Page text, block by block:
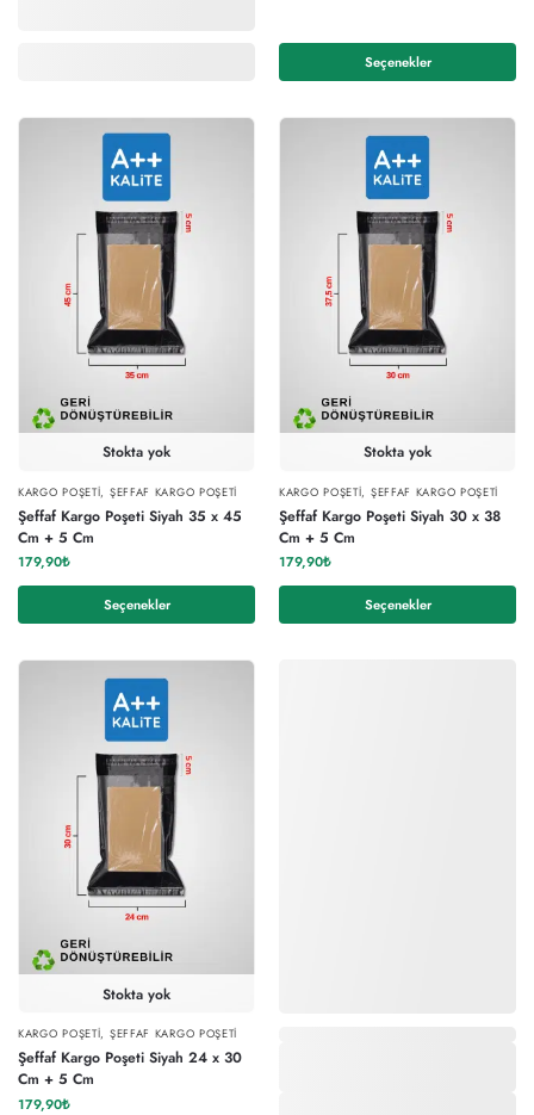
Seçenekler
Stokta yok
KARGO POŞETI, ŞEFFAF KARGO POŞETI
Şeffaf Kargo Poşeti Siyah 35 x 45
Cm + 5 Cm
179,90₺
Seçenekler
Stokta yok
KARGO POŞETI, ŞEFFAF KARGO POŞETI
Şeffaf Kargo Poşeti Siyah 30 x 38
Cm + 5 Cm
179,90₺
Seçenekler
Stokta yok
KARGO POŞETI, ŞEFFAF KARGO POŞETI
Şeffaf Kargo Poşeti Siyah 24 x 30
Cm + 5 Cm
179,90₺